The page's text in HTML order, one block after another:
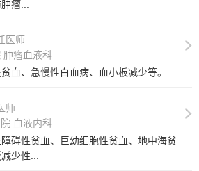
瘤...
医师
肿瘤血液科
血、急慢性白血病、血小板减少等。
师
血液内科
碍性贫血、巨幼细胞性贫血、地中海贫
少性...